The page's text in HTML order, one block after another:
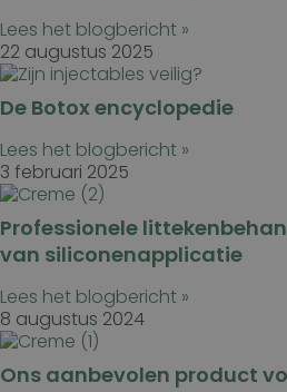
Lees het blogbericht »
22 augustus 2025
De Botox encyclopedie
Lees het blogbericht »
3 februari 2025
Professionele
van siliconenapplicatie
Lees het blogbericht »
8 augustus 2024
Ons aanbevolen product
wpml_current_language